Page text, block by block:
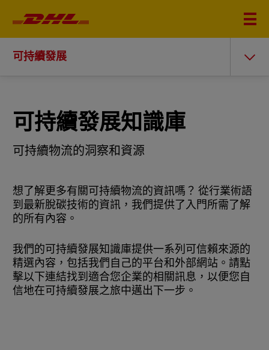
可持續發展
可持續發展知識庫
可持續物流的洞察和資源
想了解更多有關可持續物流的資訊嗎？ 從行業術語
到最新脫碳技術的資訊，我們提供了入門所需了解
的所有內容。
我們的可持續發展知識庫提供一系列可信賴來源的
精選內容，包括我們自己的平台和外部網站。請點
擊以下連結找到適合您企業的相關訊息，以便您自
信地在可持續發展之旅中邁出下一步。